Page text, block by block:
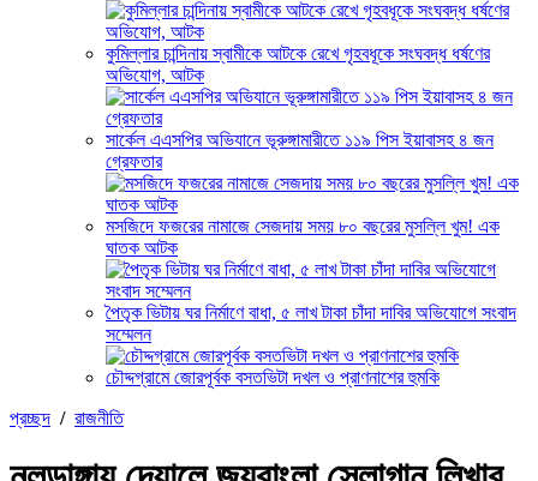
কুমিল্লার চান্দিনায় স্বামীকে আটকে রেখে গৃহবধূকে সংঘবদ্ধ ধর্ষণের
অভিযোগ, আটক
সার্কেল এএসপির অভিযানে ভূরুঙ্গামারীতে ১১৯ পিস ইয়াবাসহ ৪ জন
গ্রেফতার
মসজিদে ফজরের নামাজে সেজদায় সময় ৮০ বছরের মুসল্লি খুম! এক
ঘাতক আটক
পৈতৃক ভিটায় ঘর নির্মাণে বাধা, ৫ লাখ টাকা চাঁদা দাবির অভিযোগে সংবাদ
সম্মেলন
চৌদ্দগ্রামে জোরপূর্বক বসতভিটা দখল ও প্রাণনাশের হুমকি
প্রচ্ছদ / রাজনীতি